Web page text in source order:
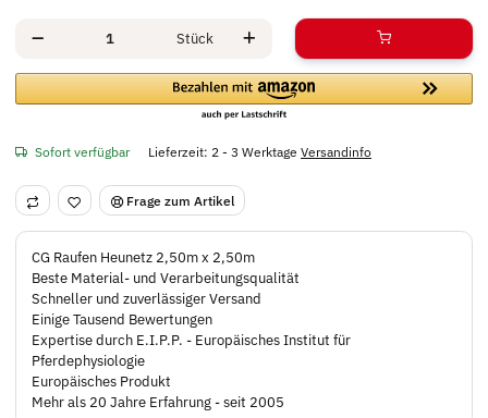
Stück
Sofort verfügbar Lieferzeit: 2 - 3 Werktage Versandinfo
Frage zum Artikel
CG Raufen Heunetz 2,50m x 2,50m
Beste Material- und Verarbeitungsqualität
Schneller und zuverlässiger Versand
Einige Tausend Bewertungen
Expertise durch E.I.P.P. - Europäisches Institut für
Pferdephysiologie
Europäisches Produkt
Mehr als 20 Jahre Erfahrung - seit 2005